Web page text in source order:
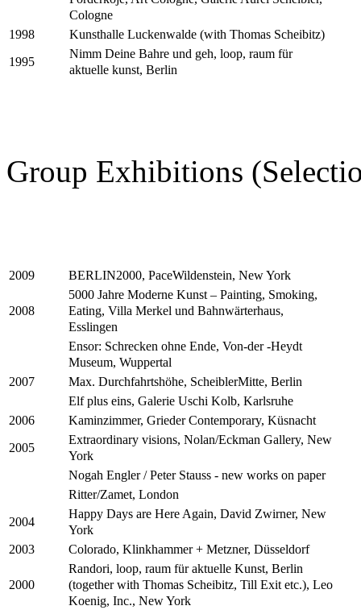
Cologne
1998 Kunsthalle Luckenwalde (with Thomas Scheibitz)
1995
Nimm Deine Bahre und geh, loop, raum für
aktuelle kunst, Berlin
Group Exhibitions
2009 BERLIN2000, PaceWildenstein, New York
2008
5000 Jahre Moderne Kunst – Painting, Smoking,
Eating, Villa Merkel und Bahnwärterhaus,
Esslingen
Ensor: Schrecken ohne Ende, Von-der -Heydt
Museum, Wuppertal
2007
Max. Durchfahrtshöhe, ScheiblerMitte, Berlin
Elf plus eins, Galerie Uschi Kolb, Karlsruhe
2006 Kaminzimmer, Grieder Contemporary, Küsnacht
2005
Extraordinary visions, Nolan/Eckman Gallery, New
York
Nogah Engler / Peter Stauss - new works on paper
Ritter/Zamet, London
2004
Happy Days are Here Again, David Zwirner, New
York
2003 Colorado, Klinkhammer + Metzner, Düsseldorf
2000
Randori, loop, raum für aktuelle Kunst, Berlin
(together with Thomas Scheibitz, Till Exit etc.), Leo
Koenig, Inc., New York